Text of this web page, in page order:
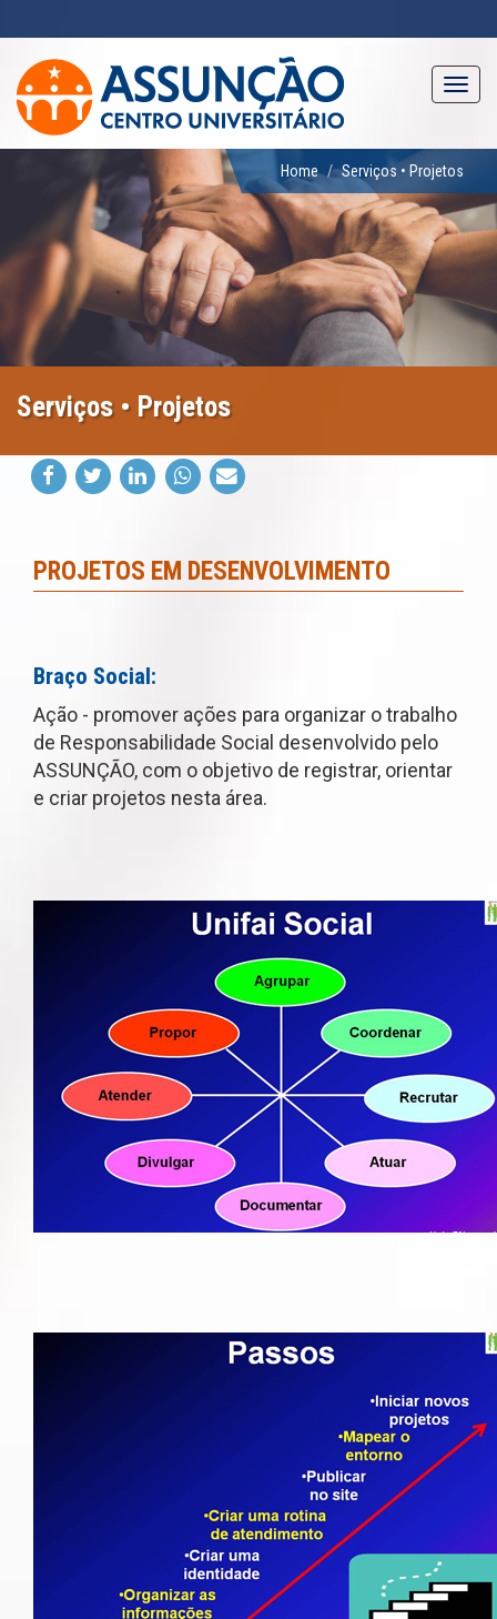
conteúdo
principal
Home Serviços • Projetos
Serviços • Projetos
PROJETOS EM DESENVOLVIMENTO
Braço Social:
Ação - promover ações para organizar o trabalho
de Responsabilidade Social desenvolvido pelo
ASSUNÇÃO, com o objetivo de registrar, orientar
e criar projetos nesta área.